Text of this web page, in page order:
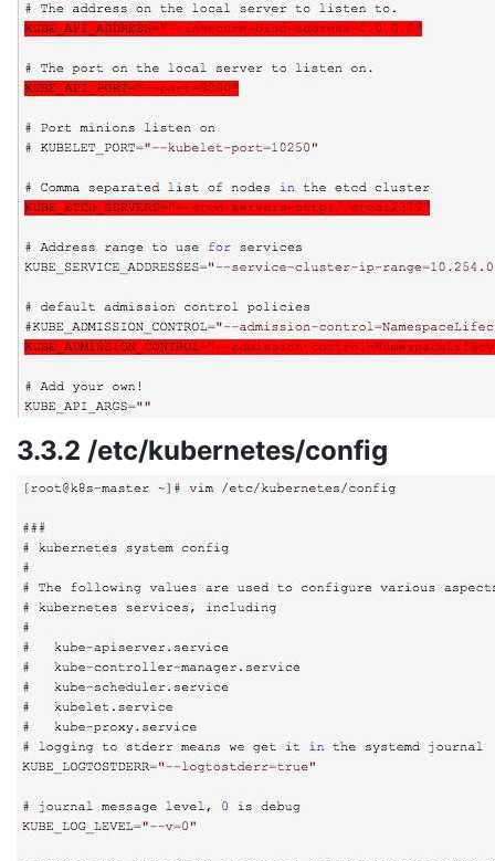
3.3.2 /etc/kubernetes/config